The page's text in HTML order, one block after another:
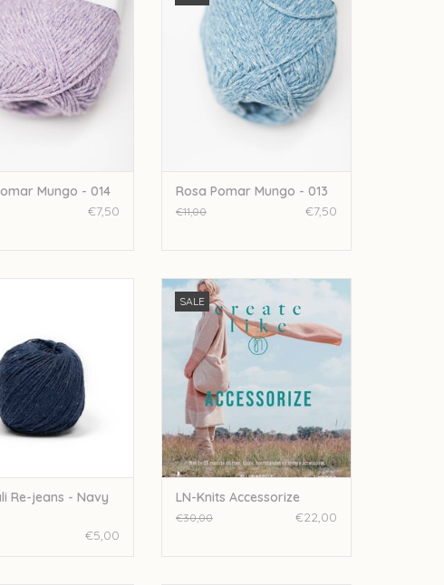
AAN WINKELWAGEN
Mungo - 014
€7,50
TOEVOEGEN AAN WINKELWAGEN
Rosa Pomar Mungo - 013
€11,00 €7,50
Re-jeans - Navy
€5,00
SALE
LN-Knits Accessorize
TOEVOEGEN AAN WINKELWAGEN
LN-Knits Accessorize
€30,00 €22,00